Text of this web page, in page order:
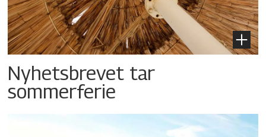
Nyhetsbrevet tar
sommerferie